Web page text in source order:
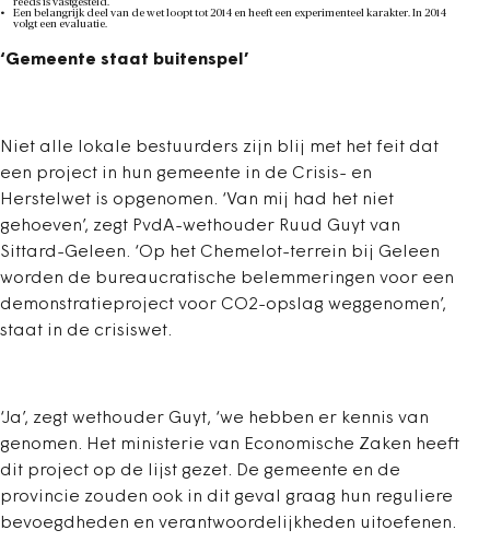
reeds is vastgesteld.
Een belangrijk deel van de wet loopt tot 2014 en heeft een experimenteel karakter. In 2014
volgt een evaluatie.
‘Gemeente staat buitenspel’
Niet alle lokale bestuurders zijn blij met het feit dat
een project in hun gemeente in de Crisis- en
Herstelwet is opgenomen. ‘Van mij had het niet
gehoeven’, zegt PvdA-wethouder Ruud Guyt van
Sittard-Geleen. ‘Op het Chemelot-terrein bij Geleen
worden de bureaucratische belemmeringen voor een
demonstratieproject voor CO2-opslag weggenomen’,
staat in de crisiswet.
‘Ja’, zegt wethouder Guyt, ‘we hebben er kennis van
genomen. Het ministerie van Economische Zaken heeft
dit project op de lijst gezet. De gemeente en de
provincie zouden ook in dit geval graag hun reguliere
bevoegdheden en verantwoordelijkheden uitoefenen.